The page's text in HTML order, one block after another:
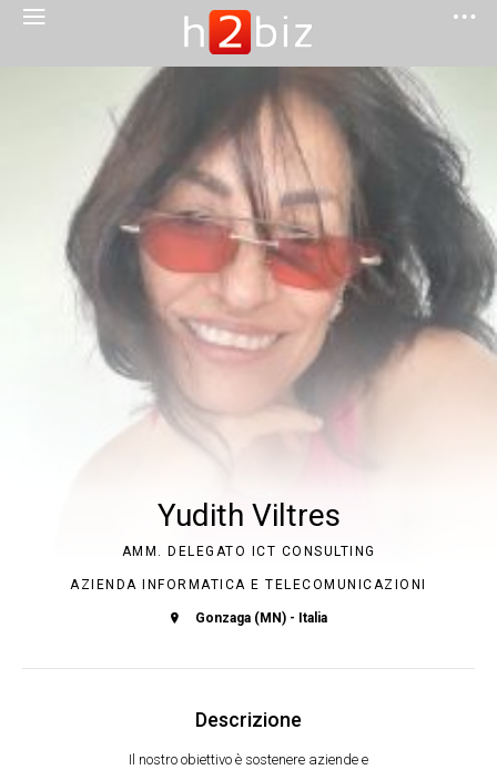
Yudith Viltres
AMM. DELEGATO ICT CONSULTING
AZIENDA INFORMATICA E TELECOMUNICAZIONI
Gonzaga (MN) - Italia
Descrizione
Il nostro obiettivo è sostenere aziende e